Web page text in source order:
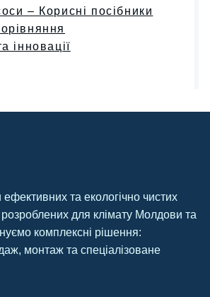
– Корисні посібники
інновації
та екологічно чистих
для клімату Молдови та
комплексні рішення:
монтаж та спеціалізоване